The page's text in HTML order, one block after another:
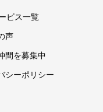
ビス一覧
声
間を募集中
シーポリシー